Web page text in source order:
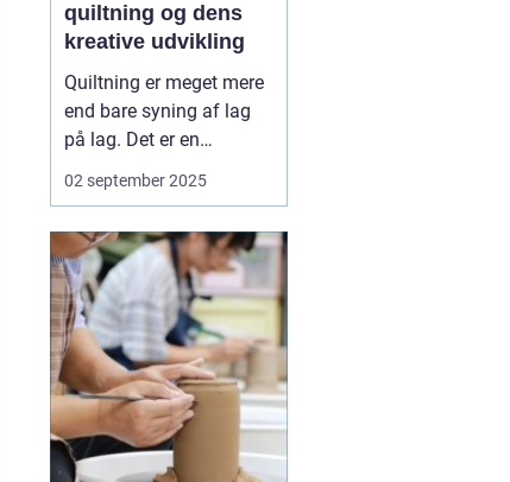
quiltning og dens
kreative udvikling
Quiltning er meget mere
end bare syning af lag
på lag. Det er en
tradition, der strækker
sig tusindvis af år
historier om kultur,
fællesskab og
kreativitet. Fra praktiske
tæpper, der skulle giv...
02 september 2025